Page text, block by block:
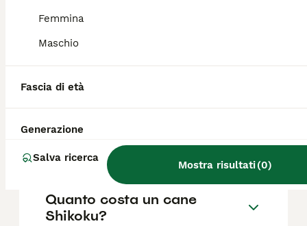
Femmina
Maschio
Fascia di età
Generazione
Salva ricerca
Mostra risultati(0)
Quanto è grande un cane
Quanto costa un cane
Shikoku?